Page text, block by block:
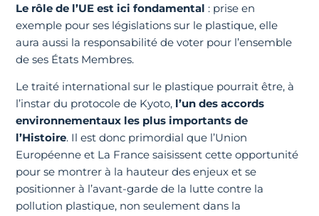
Le rôle de l’UE est ici fondamental : prise en
exemple pour ses législations sur le plastique, elle
aura aussi la responsabilité de voter pour l’ensemble
de ses États Membres.
Le traité international sur le plastique pourrait être, à
l’instar du protocole de Kyoto, l’un des accords
environnementaux les plus importants de
l’Histoire. Il est donc primordial que l’Union
Européenne et La France saisissent cette opportunité
pour se montrer à la hauteur des enjeux et se
positionner à l’avant-garde de la lutte contre la
pollution plastique, non seulement dans la